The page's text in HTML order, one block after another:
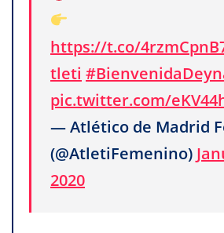
https://t.co/
tleti
pic.twitter.com/
— Atlético de Madrid
(@AtletiFemenino)
2020